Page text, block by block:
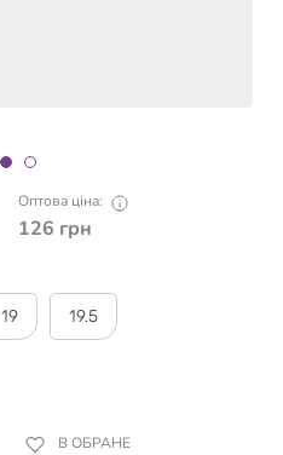
Оптова ціна:
126 грн
19 19.5
В ОБРАНЕ